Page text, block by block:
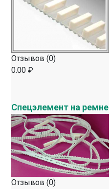
Отзывов (0)
0.00 ₽
Спецэлемент на ремне
Отзывов (0)